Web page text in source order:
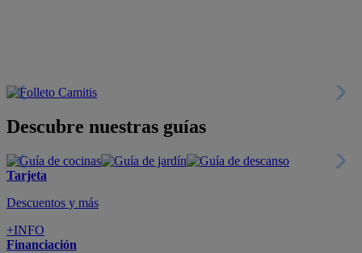
Descubre nuestras guías
Tarjeta
Descuentos y más
+INFO
Financiación